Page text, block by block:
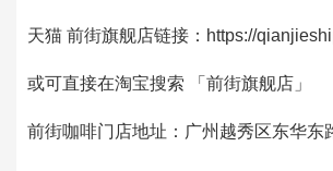
天猫 前街旗舰店链接：https://
或可直接在淘宝搜索 「前街旗舰店」
前街咖啡门店地址：广州越秀区东华东